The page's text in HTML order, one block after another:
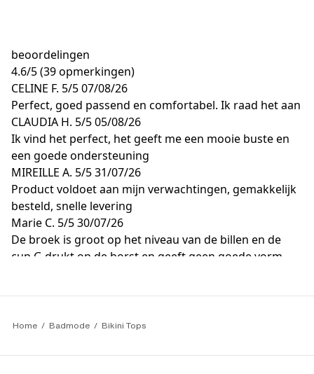
beoordelingen
4.6/5(39 opmerkingen)
CELINE F. 5/507/08/26
Perfect, goed passend en comfortabel. Ik raad het aan
CLAUDIA H. 5/505/08/26
Ik vind het perfect, het geeft me een mooie buste en
een goede ondersteuning
MIREILLE A. 5/531/07/26
Product voldoet aan mijn verwachtingen, gemakkelijk
besteld, snelle levering
Marie C. 5/530/07/26
De broek is groot op het niveau van de billen en de
cup G drukt op de borst en geeft geen goede vorm
Home Badmode Bikini Tops